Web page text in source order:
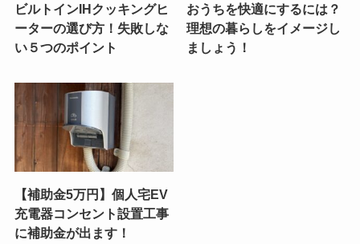
ビルトインIHクッキングヒ
ーターの選び方！失敗しな
い５つのポイント
おうちを快適にするには？
理想の暮らしをイメージし
ましょう！
【補助金5万円】個人宅EV
充電器コンセント設置工事
に補助金が出ます！